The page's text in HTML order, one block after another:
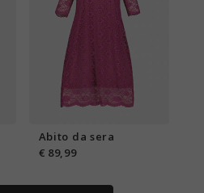
Abito da sera
€ 89,99